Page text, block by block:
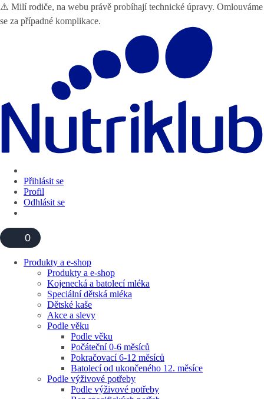
⚠️ Milí rodiče, na webu právě probíhají technické úpravy. Omlouváme
se za případné komplikace.
Přihlásit se
Profil
Odhlásit se
0
Produkty a e-shop
Produkty a e-shop
Kojenecká a batolecí mléka
Speciální dětská mléka
Dětské kaše
Akce a slevy
Podle věku
Podle věku
Počáteční 0-6 měsíců
Pokračovací 6-12 měsíců
Batolecí od ukončeného 12. měsíce
Podle výživové potřeby
Podle výživové potřeby